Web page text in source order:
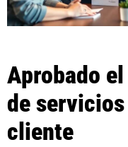
Aprobado
de servicios
cliente